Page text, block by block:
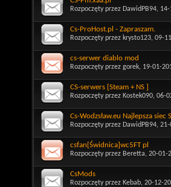
Rozpoczęty przez DawidPB94,
Cs-ProHost.pl - Zapraszam.
Rozpoczęty przez krysto123, 09-
cs-serwer diablo mod
Rozpoczęty przez gorek, 19-01-
CS-serwers [Steam + NS ]
Rozpoczęty przez Kostek090, 06-
Cs-Wodzsław.eu Najlepsza siec
Rozpoczęty przez DawidPB94,
csfan[Świdnica]wc5FT pl
Rozpoczęty przez Beretta, 20-01-
CsMods
Rozpoczęty przez Kebab, 20-12-